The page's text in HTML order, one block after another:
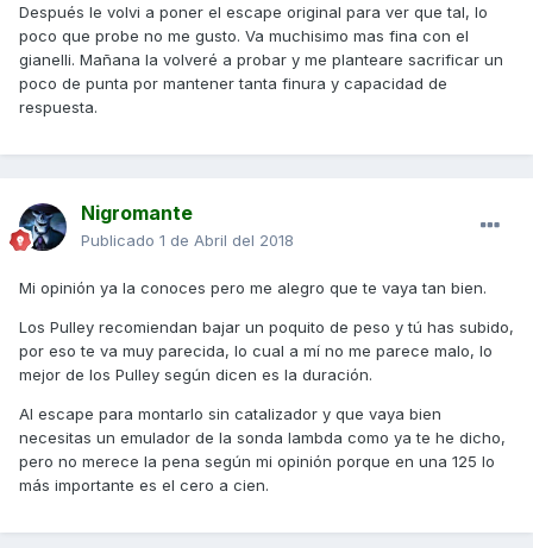
Después le volvi a poner el escape original para ver que tal, lo
poco que probe no me gusto. Va muchisimo mas fina con el
gianelli. Mañana la volveré a probar y me planteare sacrificar un
poco de punta por mantener tanta finura y capacidad de
respuesta.
Nigromante
Publicado 1 de Abril del 2018
Mi opinión ya la conoces pero me alegro que te vaya tan bien.
Los Pulley recomiendan bajar un poquito de peso y tú has subido,
por eso te va muy parecida, lo cual a mí no me parece malo, lo
mejor de los Pulley según dicen es la duración.
Al escape para montarlo sin catalizador y que vaya bien
necesitas un emulador de la sonda lambda como ya te he dicho,
pero no merece la pena según mi opinión porque en una 125 lo
más importante es el cero a cien.